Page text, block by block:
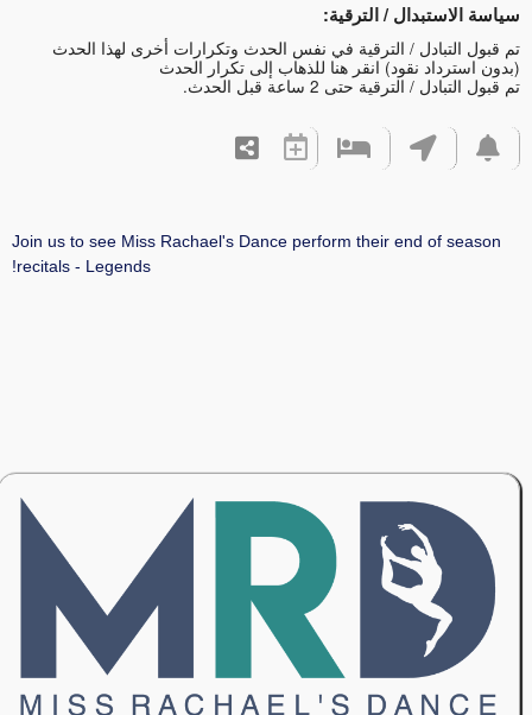
/ الترقية:
/ الترقية في نفس الحدث وتكرارات أخرى لهذا الحدث
نقود)انقر هنا للذهاب إلى تكرار الحدث
حتى 2 ساعة قبل الحدث.
Join us to see Miss Rachael's Dance perform their end
recitals - Legends!